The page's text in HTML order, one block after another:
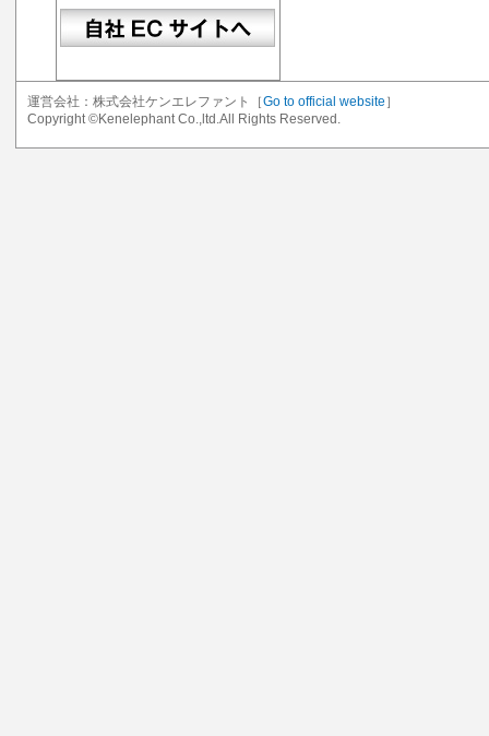
運営会社：株式会社ケンエレファント［Go to official website ］
Copyright ©Kenelephant Co.,ltd.All Rights Reserved.